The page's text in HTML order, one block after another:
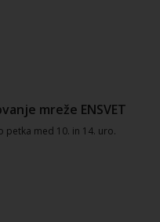
mreže ENSVET
med 10. in 14. uro.